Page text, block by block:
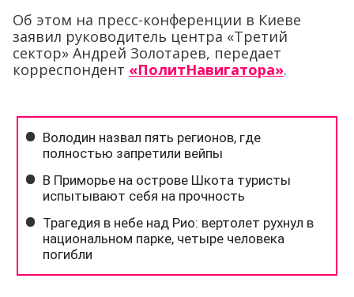
Об этом на пресс-конференции в Киеве
заявил руководитель центра «Третий
сектор» Андрей Золотарев, передает
корреспондент «ПолитНавигатора».